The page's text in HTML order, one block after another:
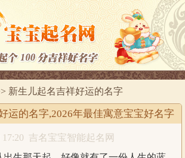
新生儿起名吉祥好运的名字
运的名字,2026年最佳寓意宝宝好名字
吉名宝宝智能起名网